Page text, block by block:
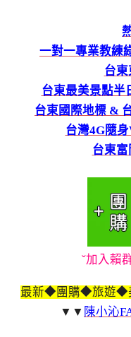
一對一專業教練
台
台東最美景點半
台東國際地標 &
台灣4G隨
台東
ˇ加入賴
最新◆團購◆旅遊
▼▼ 陳小沁